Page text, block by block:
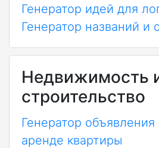
Генератор идей для
Генератор названий и
Недвижимость
строительство
Генератор
аренде квартиры